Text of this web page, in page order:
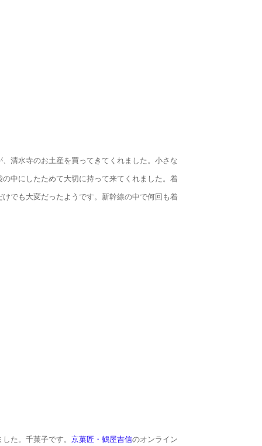
清水寺のお土産を買ってきてくれました。小さな
中にしたためて大切に持って来てくれました。着
でも大変だったようです。新幹線の中で何回も着
た。千菓子です。 京菓匠・鶴屋吉信のオンライン